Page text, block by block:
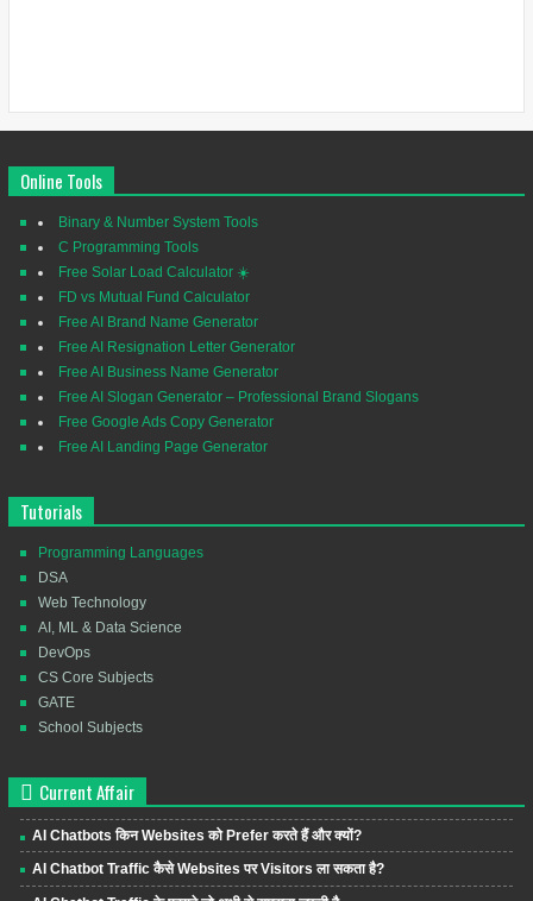
Online Tools
Binary & Number System Tools
C Programming Tools
Free Solar Load Calculator ☀️
FD vs Mutual Fund Calculator
Free AI Brand Name Generator
Free AI Resignation Letter Generator
Free AI Business Name Generator
Free AI Slogan Generator – Professional Brand Slogans
Free Google Ads Copy Generator
Free AI Landing Page Generator
Tutorials
Programming Languages
DSA
Web Technology
AI, ML & Data Science
DevOps
CS Core Subjects
GATE
School Subjects
Current Affair
AI Chatbots किन Websites को Prefer करते हैं और क्यों?
AI Chatbot Traffic कैसे Websites पर Visitors ला सकता है?